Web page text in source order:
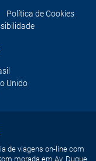
Política de Cookies
Unido
de viagens on-line com
morada em Av. Duque